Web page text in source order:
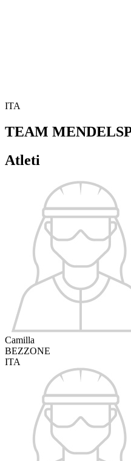
ITA
TEAM
Atleti
Camilla
BEZZONE
ITA